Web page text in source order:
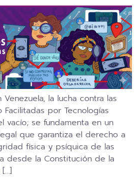
Venezuela, la lucha contra las
por Tecnologías
vacío; se fundamenta en un
que garantiza el derecho a
física y psíquica de las
desde la Constitución de la
[…]